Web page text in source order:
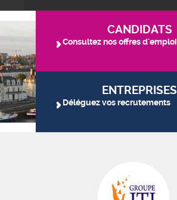
CANDIDATS
Consultez nos offres d'emploi
ENTREPRISES
Déléguez vos recrutements